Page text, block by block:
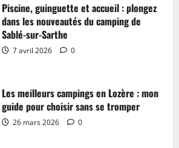
Piscine, guinguette et accueil : plongez
dans les nouveautés du camping de
Sablé-sur-Sarthe
7 avril 2026 0
Les meilleurs campings en Lozère : mon
guide pour choisir sans se tromper
26 mars 2026 0